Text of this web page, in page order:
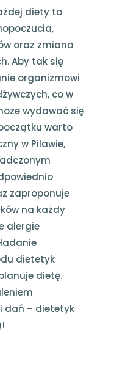
diety to
oraz zmiana
Aby tak się
organizmowi
co w
wydawać się
warto
w Pilawie,
zaproponuje
na każdy
alergie
dietetyk
dietę.
dań – dietetyk